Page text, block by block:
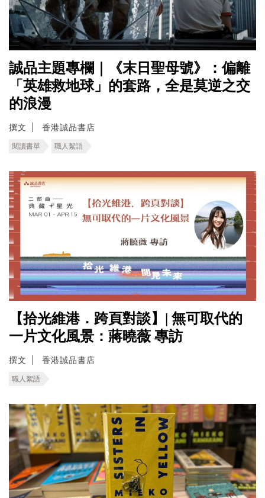
誠品主題專欄｜《末日聖母號》：偏離
「英雄救地球」的套路，全是莫逆之交
的浪漫
撰文 香港誠品書店
閱讀書單 職人絮語
【拾光維港．跨頁對談】| 無可取代的
一片文化風景：蔣曉薇 專訪
撰文 香港誠品書店
職人絮語